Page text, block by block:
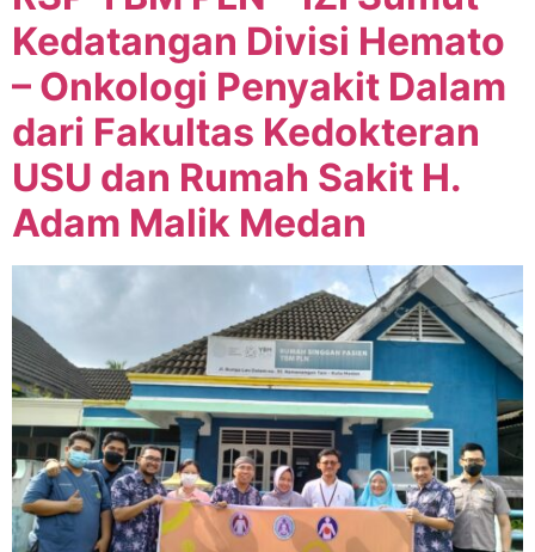
Kedatangan Divisi Hemato
– Onkologi Penyakit Dalam
dari Fakultas Kedokteran
USU dan Rumah Sakit H.
Adam Malik Medan